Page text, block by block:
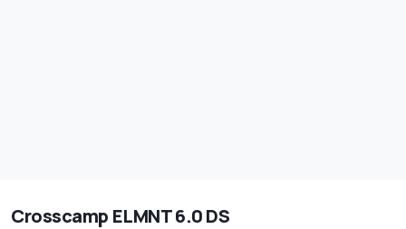
Crosscamp ELMNT 6.0 DS